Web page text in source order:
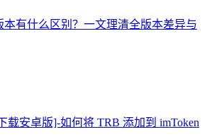
本有什么区别？一文理清全版本差异与
载安卓版]-如何将 TRB 添加到 imToken